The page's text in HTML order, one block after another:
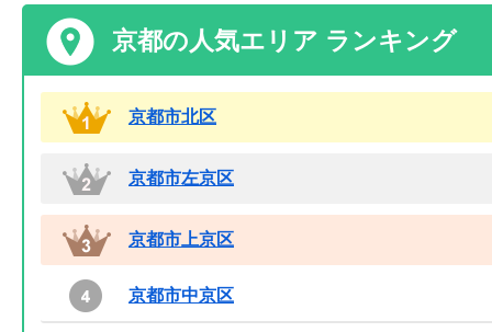
京都の人気エリア ランキング
京都市北区
京都市左京区
京都市上京区
京都市中京区